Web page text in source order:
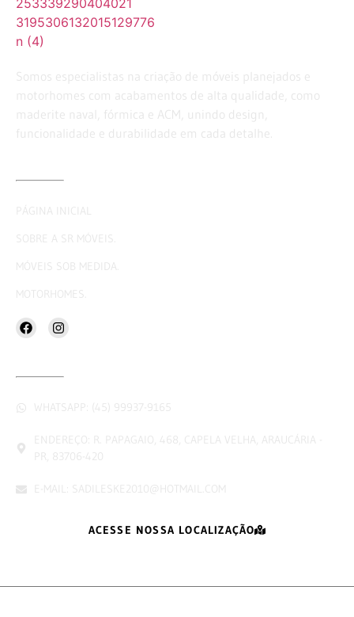
Somos especialistas na criação de móveis planejados e
motorhomes com acabamentos de alta qualidade, como
maderite naval, fórmica e ACM, unindo design,
funcionalidade e durabilidade em cada detalhe.
PÁGINA INICIAL
SOBRE A SR MÓVEIS.
MÓVEIS SOB MEDIDA.
MOTORHOMES.
WHATSAPP: (45) 99937-9165
ENDEREÇO: R. PAPAGAIO, 468, CAPELA VELHA, ARAUCÁRIA -
PR, 83706-420
E-MAIL: SADILESKE2010@HOTMAIL.COM
ACESSE NOSSA LOCALIZAÇÃO